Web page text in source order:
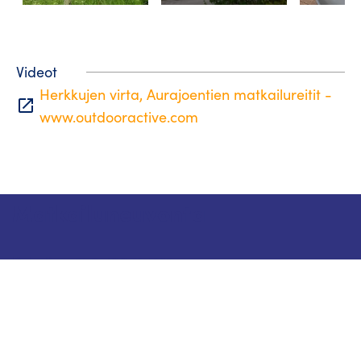
Videot
open_in_new
Herkkujen virta, Aurajoentien matkailureitit -
www.outdooractive.com
Puhelin: +358 400 117 123